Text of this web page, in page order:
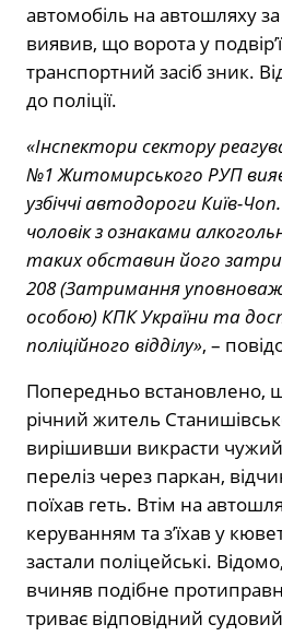
автомобіль на автошляху
виявив, що ворота у
транспортний засіб зник.
до поліції.
«Інспектори сектору
№1 Житомирського РУП
узбіччі автодороги Київ-
чоловік з ознаками
таких обставин його
208 (Затримання
особою) КПК України та
поліційного відділу», –
Попередньо встановлено,
річний житель
вирішивши викрасти чужий
переліз через паркан,
поїхав геть. Втім на
керуванням та з’їхав у
застали поліцейські.
вчиняв подібне
триває відповідний